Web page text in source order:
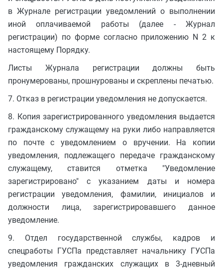
в Журнале регистрации уведомлений о выполнении
иной оплачиваемой работы (далее - Журнал
регистрации) по форме согласно приложению N 2 к
настоящему Порядку.
Листы Журнала регистрации должны быть
пронумерованы, прошнурованы и скреплены печатью.
7. Отказ в регистрации уведомления не допускается.
8. Копия зарегистрированного уведомления выдается
гражданскому служащему на руки либо направляется
по почте с уведомлением о вручении. На копии
уведомления, подлежащего передаче гражданскому
служащему, ставится отметка "Уведомление
зарегистрировано" с указанием даты и номера
регистрации уведомления, фамилии, инициалов и
должности лица, зарегистрировавшего данное
уведомление.
9. Отдел государственной службы, кадров и
спецработы ГУСПа представляет начальнику ГУСПа
уведомления гражданских служащих в 3-дневный